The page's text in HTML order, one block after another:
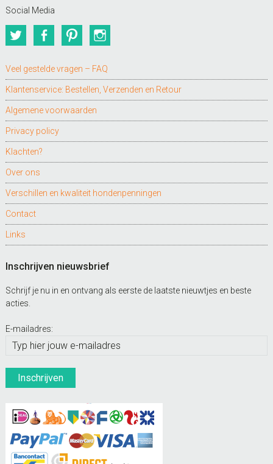
Social Media
TwitterFacebookPinterest
Veel gestelde vragen – FAQ
Klantenservice: Bestellen, Verzenden en Retour
Algemene voorwaarden
Privacy policy
Klachten?
Over ons
Verschillen en kwaliteit hondenpenningen
Contact
Links
Inschrijven nieuwsbrief
Schrijf je nu in en ontvang als eerste de laatste nieuwtjes en beste
acties.
E-mailadres: